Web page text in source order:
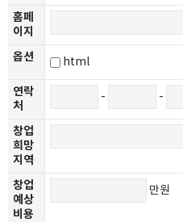
홈페
이지
옵션
html
연락
처
- -
창업
희망
지역
창업
예상
비용
만원